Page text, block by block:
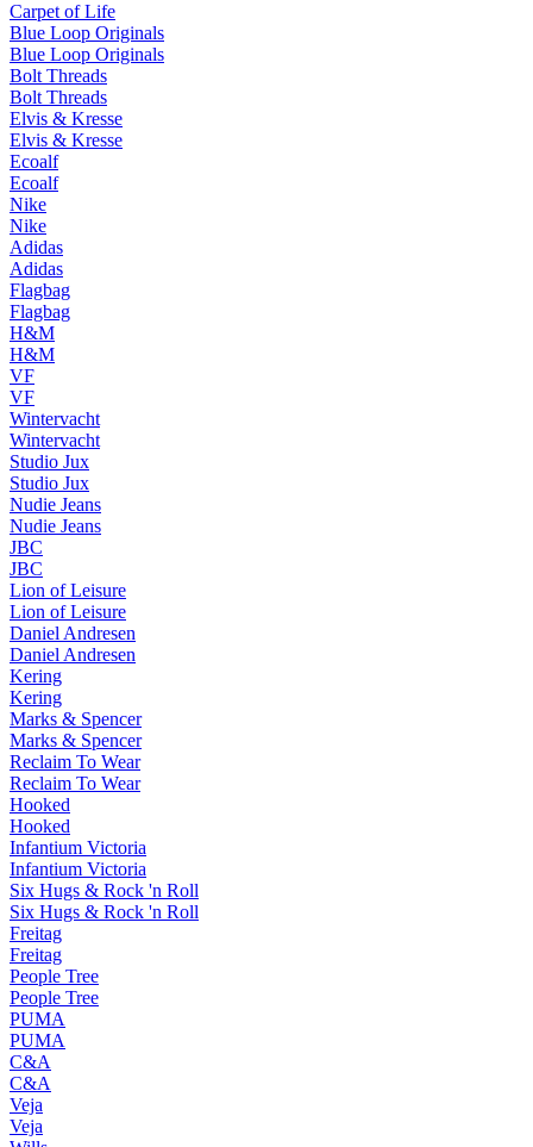
Carpet of Life
Blue Loop Originals
Blue Loop Originals
Bolt Threads
Bolt Threads
Elvis & Kresse
Elvis & Kresse
Ecoalf
Ecoalf
Nike
Nike
Adidas
Adidas
Flagbag
Flagbag
H&M
H&M
VF
VF
Wintervacht
Wintervacht
Studio Jux
Studio Jux
Nudie Jeans
Nudie Jeans
JBC
JBC
Lion of Leisure
Lion of Leisure
Daniel Andresen
Daniel Andresen
Kering
Kering
Marks & Spencer
Marks & Spencer
Reclaim To Wear
Reclaim To Wear
Hooked
Hooked
Infantium Victoria
Infantium Victoria
Six Hugs & Rock 'n Roll
Six Hugs & Rock 'n Roll
Freitag
Freitag
People Tree
People Tree
PUMA
PUMA
C&A
C&A
Veja
Veja